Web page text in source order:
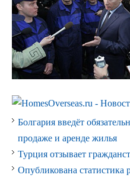
Болгария введёт
продаже и аренде жилья
Турция отзывает
Опубликована